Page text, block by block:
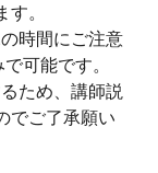
。
時間にご注意
可能です。
ため、講師説
でご了承願い